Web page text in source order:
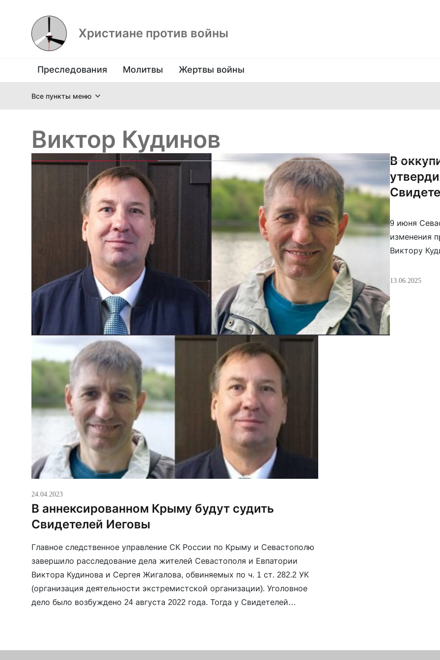
Христиане против войны
Преследования Молитвы Жертвы войны
Все пункты меню
Виктор Кудинов
В
9 июня
изменения
Виктору
виновными
возбуждено
13.06.2025
24.04.2023
В аннексированном Крыму будут судить
Свидетелей Иеговы
Главное следственное управление СК России по Крыму и Севастополю
завершило расследование дела жителей Севастополя и Евпатории
Виктора Кудинова и Сергея Жигалова, обвиняемых по ч. 1 ст. 282.2 УК
(организация деятельности экстремистской организации). Уголовное
дело было возбуждено 24 августа 2022 года. Тогда у Свидетелей